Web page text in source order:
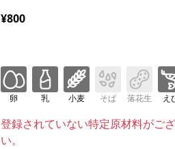
¥800
卵 乳 小麦 そば 落花生 え
登録されていない特定原材料がご
い。